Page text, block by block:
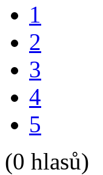
1
2
3
4
5
(0 hlasů)